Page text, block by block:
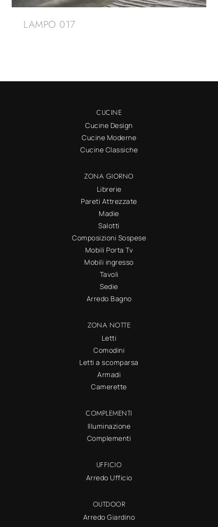
LAMPO 017
CUCINE
Cucine Design
Cucine Moderne
Cucine Classiche
ZONA GIORNO
Librerie
Pareti Attrezzate
Madie
Salotti
Composizioni Sospese
Mobili Porta Tv
Mobili ingresso
Tavoli
Sedie
Arredo Bagno
ZONA NOTTE
Letti
Comodini
Letti a scomparsa
Armadi
Camerette
COMPLEMENTI
Illuminazione
Complementi
UFFICIO
Arredo Ufficio
OUTDOOR
Arredo Giardino